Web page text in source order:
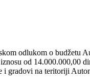
odlukom o budžetu
od 14.000.000,00
i gradovi na teritoriji